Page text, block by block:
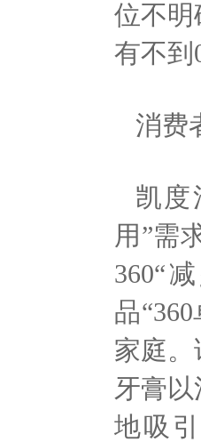
位不明
有不到
消费
凯度
用”需
360“
品
家庭
牙膏
地吸